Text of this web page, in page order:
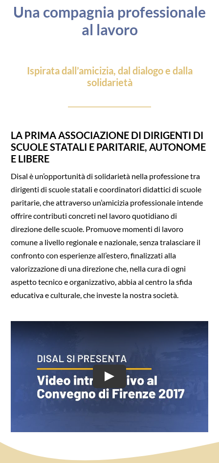
Una compagnia professionale
al lavoro
Ispirata dall’amicizia, dal dialogo e dalla
solidarietà
LA PRIMA ASSOCIAZIONE DI DIRIGENTI DI
SCUOLE STATALI E PARITARIE, AUTONOME
E LIBERE
Disal è un’opportunità di solidarietà nella professione tra
dirigenti di scuole statali e coordinatori didattici di scuole
paritarie, che attraverso un’amicizia professionale intende
offrire contributi concreti nel lavoro quotidiano di
direzione delle scuole. Promuove momenti di lavoro
comune a livello regionale e nazionale, senza tralasciare il
confronto con esperienze all’estero, finalizzati alla
valorizzazione di una direzione che, nella cura di ogni
aspetto tecnico e organizzativo, abbia al centro la sfida
educativa e culturale, che investe la nostra società.